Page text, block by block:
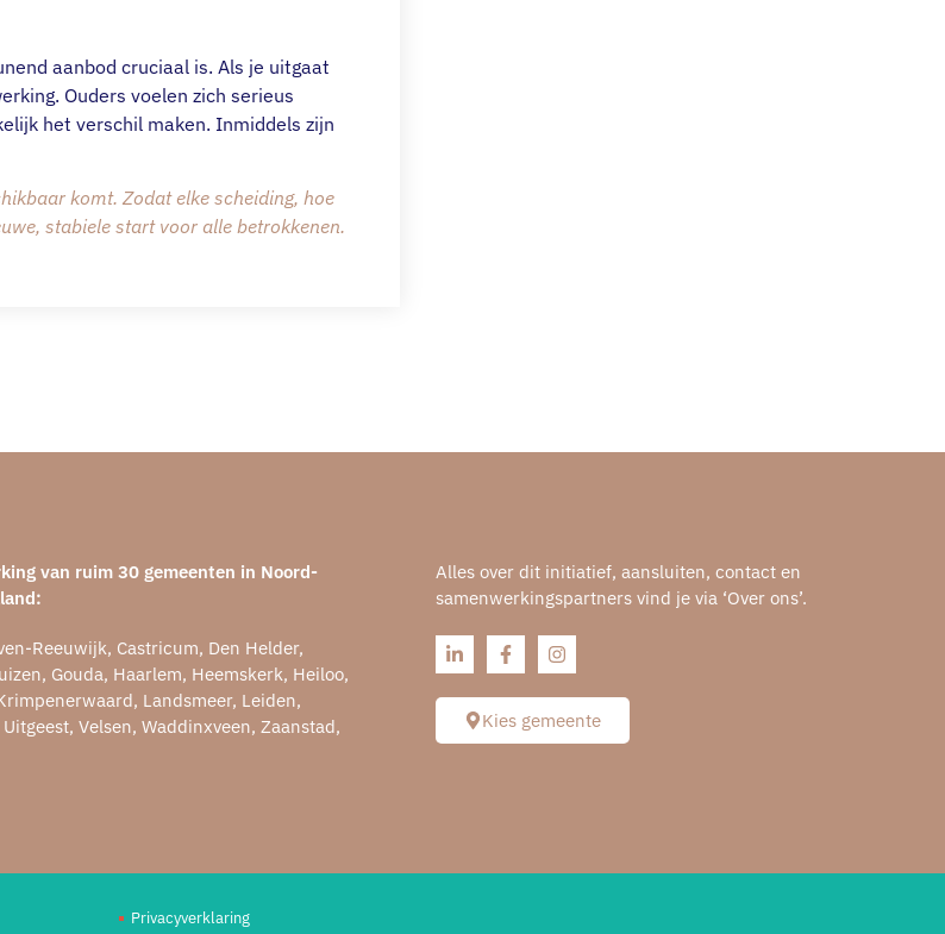
aanbod cruciaal is. Als je uitgaat
Ouders voelen zich serieus
het verschil maken. Inmiddels zijn
komt. Zodat elke scheiding, hoe
stabiele start voor alle betrokkenen.
van ruim 30 gemeenten in Noord-
Reeuwijk, Castricum, Den Helder,
Gouda, Haarlem, Heemskerk, Heiloo,
Landsmeer, Leiden,
Velsen, Waddinxveen, Zaanstad,
Alles over dit initiatief, aansluiten, contact en
samenwerkingspartners vind je via ‘Over ons’.
Kies gemeente
Privacyverklaring